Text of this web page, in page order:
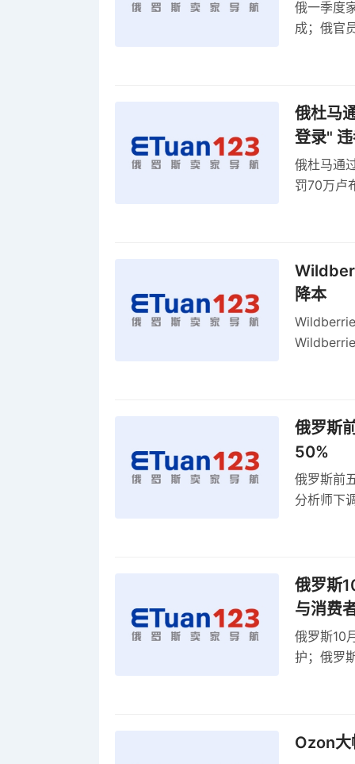
俄一季度
成；俄官
俄杜马
登录"
俄杜马通
罚70万卢
降本
俄罗斯
50%
俄罗斯前
分析师下
俄罗斯
与消费
俄罗斯10
护；俄罗
Ozon大